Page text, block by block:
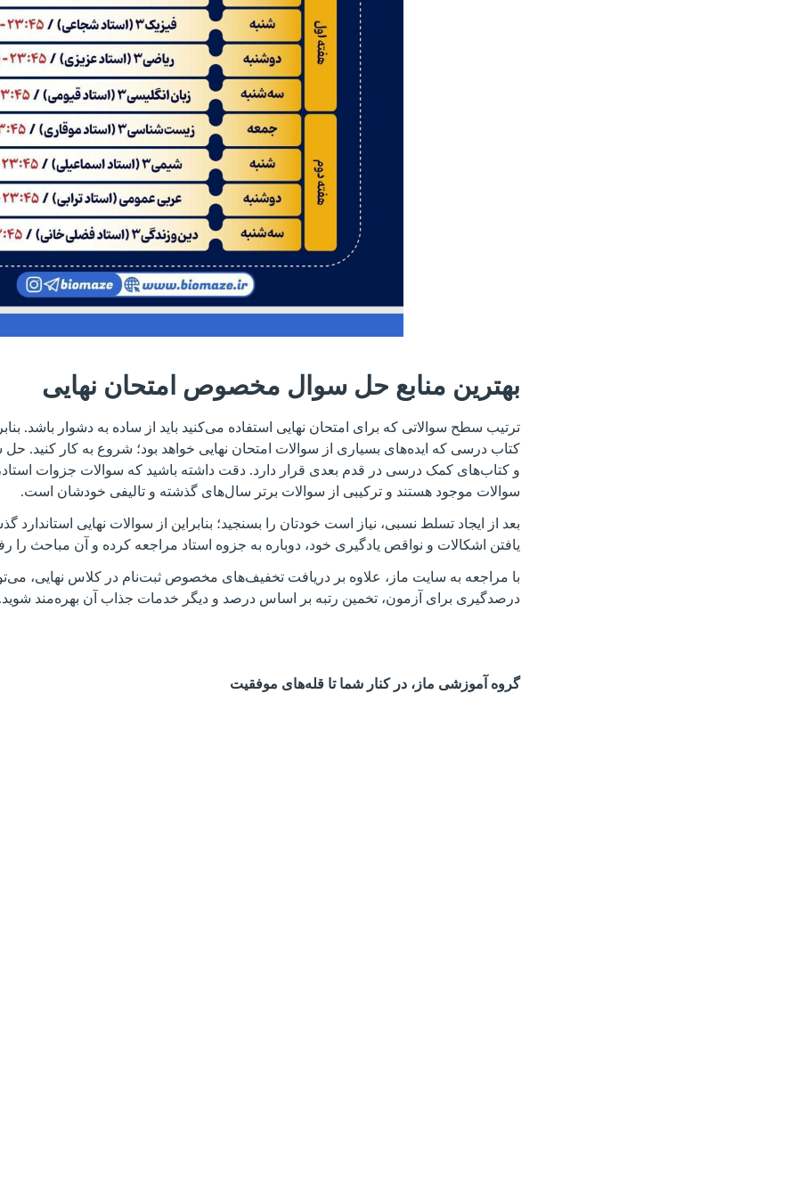
بهترین منابع حل سوال مخصوص امتحان نهایی
ترتیب سطح سوالاتی که برای امتحان نهایی استفاده می‌کنید باید از ساده به دشوار باشد.
کتاب درسی که ایده‌های بسیاری از سوالات امتحان نهایی خواهد بود؛ شروع به کار ‌کنید. حل
و کتاب‌های کمک درسی در قدم بعدی قرار دارد. دقت داشته باشید که سوالات جزوات استاد،
سوالات موجود هستند و ترکیبی از سوالات برتر سال‌های گذشته و تالیفی خودشان است.
بعد از ایجاد تسلط نسبی، نیاز است خودتان را بسنجید؛ بنابراین از سوالات نهایی استاندارد
یافتن اشکالات و نواقص یادگیری خود، دوباره به جزوه استاد مراجعه کرده و آن مباحث را
با مراجعه به سایت ماز، علاوه بر دریافت تخفیف‌های مخصوص ثبت‌نام در کلاس نهایی،
درصدگیری برای آزمون‌‌، تخمین رتبه بر اساس درصد و دیگر خدمات جذاب آن بهره‌مند شوید.
گروه آموزشی ماز، در کنار شما تا قله‌های موفقیت